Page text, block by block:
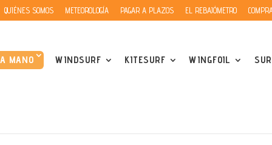
QUIÉNES SOMOS METEOROLOGÍA PAGAR A PLAZOS EL REBAJÓMETRO
MANO WINDSURF KITESURF WINGFOIL